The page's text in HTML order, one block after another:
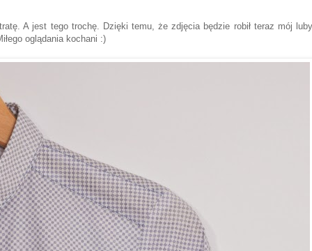
A jest tego trochę. Dzięki temu, że zdjęcia będzie robił teraz mój
oglądania kochani :)